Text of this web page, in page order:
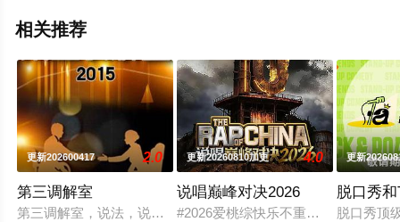
相关推荐
更新202600417 2.0
第三调解室
第三调解室，说法，说理，说亲情。第三调解室是国内第一档
更新20260810加更 4.0
说唱巅峰对决2026
#2026爱桃综快乐不重样# #说唱十周
更新
脱口秀
脱口秀顶